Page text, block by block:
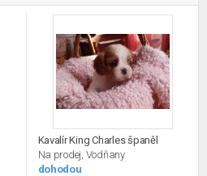
Kavalír King Charles španěl
Na prodej, Vodňany
dohodou